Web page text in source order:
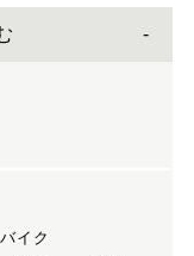
イク